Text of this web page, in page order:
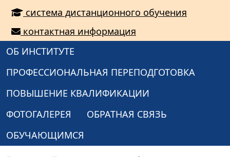
система дистанционного обучения
контактная информация
ОБ ИНСТИТУТЕ
ПРОФЕССИОНАЛЬНАЯ ПЕРЕПОДГОТОВКА
ПОВЫШЕНИЕ КВАЛИФИКАЦИИ
ФОТОГАЛЕРЕЯ
ОБРАТНАЯ СВЯЗЬ
ОБУЧАЮЩИМСЯ